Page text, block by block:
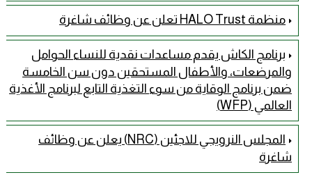
منظمة HALO Trust تعلن عن وظائف شاغرة
برنامج الكاش يقدم مساعدات نقدية للنساء الحوامل
والمرضعات، والأطفال المستحقين دون سن الخامسة
ضمن برنامج الوقاية من سوء التغذية التابع لبرنامج الأغذية
العالمي (WFP)
المجلس النرويجي للاجئين (NRC) يعلن عن وظائف
شاغرة